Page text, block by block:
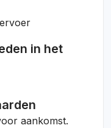
in het
aankomst.